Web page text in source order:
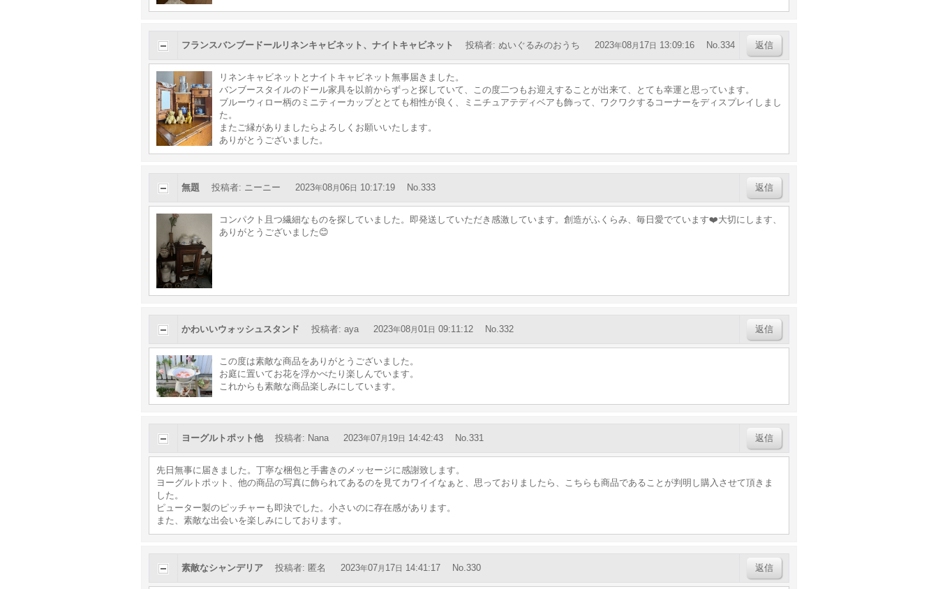
フランスバンブードールリネンキャビネット、ナイトキャビネット 投稿者: ぬいぐるみのおうち 2023年08月 17日 13:09:16 No.334 返信
リネンキャビネットとナイトキャビネット無事届きました。
バンブースタイルのドール家具を以前からずっと探していて、この度二つもお迎えすることが出来て、とても幸運と思っています。
ブルーウィロー柄のミニティーカップととても相性が良く、ミニチュアテディベアも飾って、ワクワクするコーナーをディスプレイしまし
た。
またご縁がありましたらよろしくお願いいたします。
ありがとうございました。
無題 投稿者: ニーニー 2023年08月 06日 10:17:19 No.333 返信
コンパクト且つ繊細なものを探していました。即発送していただき感激しています。創造がふくらみ、毎日愛でています❤️大切にします、
ありがとうございました😊
かわいいウォッシュスタンド 投稿者: aya 2023年08月01 日 09:11:12 No.332 返信
この度は素敵な商品をありがとうございました。
お庭に置いてお花を浮かべたり楽しんでいます。
これからも素敵な商品楽しみにしています。
ヨーグルトポット他 投稿者: Nana 2023年07月 19日 14:42:43 No.331 返信
先日無事に届きました。丁寧な梱包と手書きのメッセージに感謝致します。
ヨーグルトポット、他の商品の写真に飾られてあるのを見てカワイイなぁと、思っておりましたら、こちらも商品であることが判明し購入させて頂きま
した。
ピューター製のピッチャーも即決でした。小さいのに存在感があります。
また、素敵な出会いを楽しみにしております。
素敵なシャンデリア 投稿者: 匿名 2023年07月 17日 14:41:17 No.330 返信